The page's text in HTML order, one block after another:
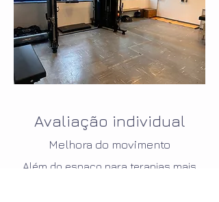
Avaliação individual
Melhora do movimento
Além do espaço para terapias mais